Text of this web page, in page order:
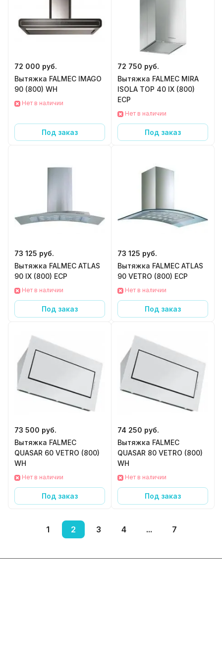
72 000 руб.
Вытяжка FALMEC IMAGO
90 (800) WH
Нет в наличии
Под заказ
72 750 руб.
Вытяжка FALMEC MIRA
ISOLA TOP 40 IX (800)
ECP
Нет в наличии
Под заказ
73 125 руб.
Вытяжка FALMEC ATLAS
90 IX (800) ECP
Нет в наличии
Под заказ
73 125 руб.
Вытяжка FALMEC ATLAS
90 VETRO (800) ECP
Нет в наличии
Под заказ
73 500 руб.
Вытяжка FALMEC
QUASAR 60 VETRO (800)
WH
Нет в наличии
Под заказ
74 250 руб.
Вытяжка FALMEC
QUASAR 80 VETRO (800)
WH
Нет в наличии
Под заказ
1 2 3 4 ... 7